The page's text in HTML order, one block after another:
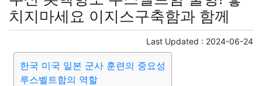
치지마세요 이지스구축함과 함께
Last Updated : 2024-06-24
한국 미국 일본 군사 훈련의 중요성
루스벨트함의 역할